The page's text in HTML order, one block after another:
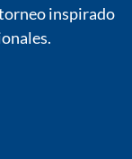
inspirado